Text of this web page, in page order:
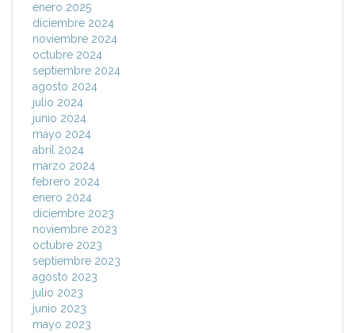
enero 2025
diciembre 2024
noviembre 2024
octubre 2024
septiembre 2024
agosto 2024
julio 2024
junio 2024
mayo 2024
abril 2024
marzo 2024
febrero 2024
enero 2024
diciembre 2023
noviembre 2023
octubre 2023
septiembre 2023
agosto 2023
julio 2023
junio 2023
mayo 2023